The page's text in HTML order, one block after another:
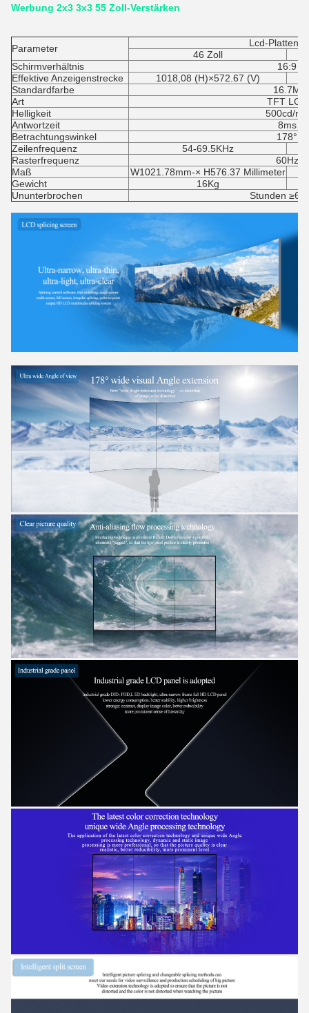
Werbung 2x3 3x3 55 Zoll-Verstärken
Parameter
Lcd-
46 Zoll
Schirmverhältnis
16:9
Effektive Anzeigenstrecke
1018,08 (H)×572.67 (V)
Standardfarbe
16.7M
Art
TFT LCD
Helligkeit
500cd/m2
Antwortzeit
8ms
Betrachtungswinkel
178°
Zeilenfrequenz
54-69.5KHz
Rasterfrequenz
60Hz
Maß
W1021.78mm-× H576.37 Millimeter
Gewicht
16Kg
Ununterbrochen
Stunden